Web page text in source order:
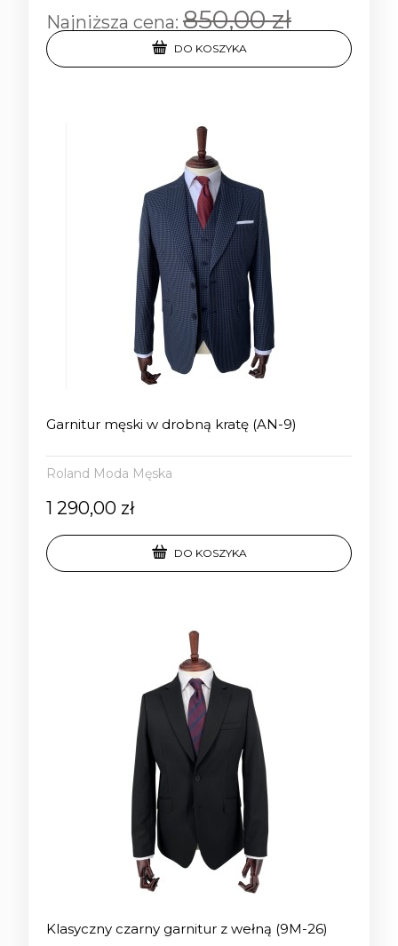
Najniższa cena: 850,00 zł
DO KOSZYKA
Garnitur męski w drobną kratę (AN-9)
Roland Moda Męska
1 290,00 zł
DO KOSZYKA
Klasyczny czarny garnitur z wełną (9M-26)